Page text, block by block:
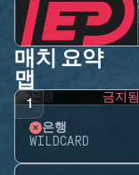
매치 요약
맵
1 금지됨
은행
WILDCARD